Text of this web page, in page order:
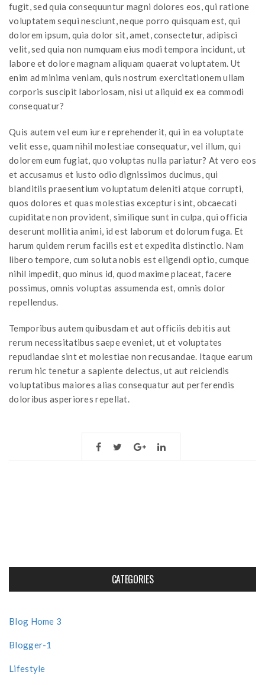
fugit, sed quia consequuntur magni dolores eos, qui ratione
voluptatem sequi nesciunt, neque porro quisquam est, qui
dolorem ipsum, quia dolor sit, amet, consectetur, adipisci
velit, sed quia non numquam eius modi tempora incidunt, ut
labore et dolore magnam aliquam quaerat voluptatem. Ut
enim ad minima veniam, quis nostrum exercitationem ullam
corporis suscipit laboriosam, nisi ut aliquid ex ea commodi
consequatur?
Quis autem vel eum iure reprehenderit, qui in ea voluptate
velit esse, quam nihil molestiae consequatur, vel illum, qui
dolorem eum fugiat, quo voluptas nulla pariatur? At vero eos
et accusamus et iusto odio dignissimos ducimus, qui
blanditiis praesentium voluptatum deleniti atque corrupti,
quos dolores et quas molestias excepturi sint, obcaecati
cupiditate non provident, similique sunt in culpa, qui officia
deserunt mollitia animi, id est laborum et dolorum fuga. Et
harum quidem rerum facilis est et expedita distinctio. Nam
libero tempore, cum soluta nobis est eligendi optio, cumque
nihil impedit, quo minus id, quod maxime placeat, facere
possimus, omnis voluptas assumenda est, omnis dolor
repellendus.
Temporibus autem quibusdam et aut officiis debitis aut
rerum necessitatibus saepe eveniet, ut et voluptates
repudiandae sint et molestiae non recusandae. Itaque earum
rerum hic tenetur a sapiente delectus, ut aut reiciendis
voluptatibus maiores alias consequatur aut perferendis
doloribus asperiores repellat.
CATEGORIES
Blog Home 3
Blogger-1
Lifestyle